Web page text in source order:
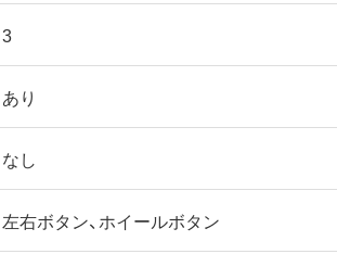
3
あり
なし
左右ボタン、ホイールボタン